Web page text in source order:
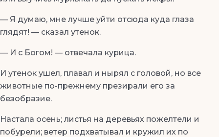
— Я думаю, мне лучше уйти отсюда куда глаза
глядят! — сказал утенок.
— И с Богом! — отвечала курица.
И утенок ушел, плавал и нырял с головой, но все
животные по-прежнему презирали его за
безобразие.
Настала осень; листья на деревьях пожелтели и
побурели; ветер подхватывал и кружил их по